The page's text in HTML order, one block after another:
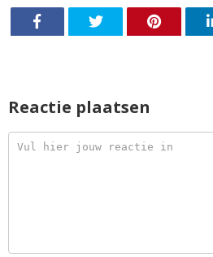
Reactie plaatsen